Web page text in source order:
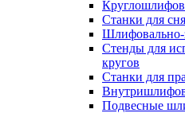
Станки для
Шлифовально-
Стенды для
кругов
Станки для
Подвесные